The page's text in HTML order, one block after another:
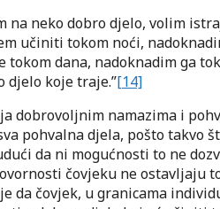
na neko dobro djelo, volim
učiniti tokom noći,
tokom dana, nadoknadim ga
djelo koje traje.”[14]
dobrovoljnim namazima i
pohvalna djela, pošto takvo
da ni mogućnosti to ne
čovjeku ne ostavljaju
da čovjek, u granicama